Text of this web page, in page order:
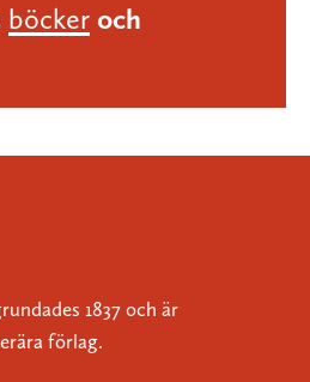
böcker och
1837 och är
förlag.